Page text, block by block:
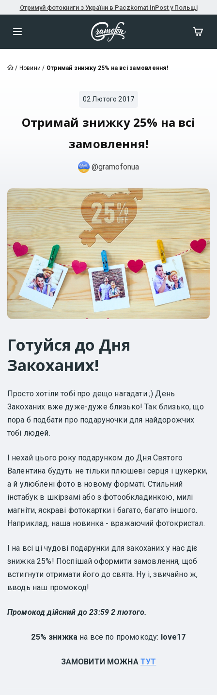
Отримуй фотокниги з України в Paczkomat InPost у Польщі
/ Новини / Отримай знижку 25% на всі замовлення!
02 Лютого 2017
Отримай знижку 25% на всі
замовлення!
@gramofonua
Готуйся до Дня
Закоханих!
Просто хотіли тобі про дещо нагадати ;) День
Закоханих вже дуже-дуже близько! Так близько, що
пора б подбати про подаруночки для найдорожчих
тобі людей.
І нехай цього року подарунком до Дня Святого
Валентина будуть не тільки плюшеві серця і цукерки,
а й улюблені фото в новому форматі. Стильний
інстабук в шкірзамі або з фотообкладинкою, милі
магніти, яскраві фотокартки і багато, багато іншого.
Наприклад, наша новинка - вражаючий фотокристал.
І на всі ці чудові подарунки для закоханих у нас діє
знижка 25%! Поспішай оформити замовлення, щоб
встигнути отримати його до свята. Ну і, звичайно ж,
вводь наш промокод!
Промокод дійсний до 23:59 2 лютого.
25% знижка на все по промокоду: love17
ЗАМОВИТИ МОЖНА ТУТ